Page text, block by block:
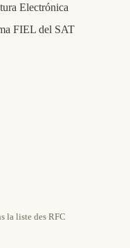
Electrónica
FIEL del SAT
la liste des RFC